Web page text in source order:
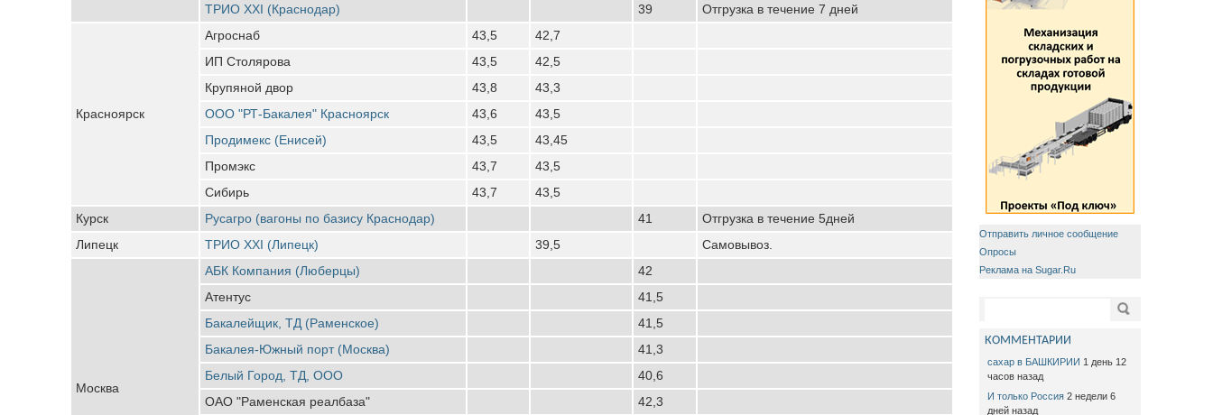
ТРИО XXI (Краснодар)
39 Отгрузка в течение 7 дней
Красноярск
Агроснаб 43,5
42,7
ИП Столярова
43,5
42,5
Крупяной двор
43,8
43,3
ООО "РТ-Бакалея" Красноярск
43,6
43,5
Продимекс (Енисей)
43,5
43,45
Промэкс
43,7
43,5
Сибирь
43,7
43,5
Курск
Русагро (вагоны по базису Краснодар) 41
Отгрузка в течение 5дней
Липецк
ТРИО ХХI (Липецк) 39,5 Самовывоз.
Москва
АБК Компания (Люберцы)
42
Атентус
41,5
Бакалейщик, ТД (Раменское)
41,5
Бакалея-Южный порт (Москва)
41,3
Белый Город, ТД, ООО
40,6
ОАО "Раменская реалбаза"
42,3
Отправить личное сообщение
Опросы
Реклама на Sugar.Ru
Поиск
КОММЕНТАРИИ
сахар в БАШКИРИИ 1 день 12
часов назад
И только Россия 2 недели 6
дней назад